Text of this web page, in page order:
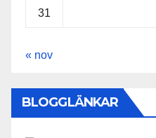
31
« nov
BLOGGLÄNKAR